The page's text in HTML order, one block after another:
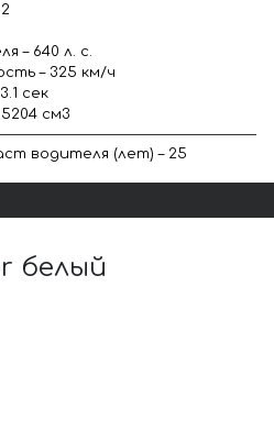
– 640 л. с.
– 325 км/ч
сек
см3
водителя (лет) – 25
белый